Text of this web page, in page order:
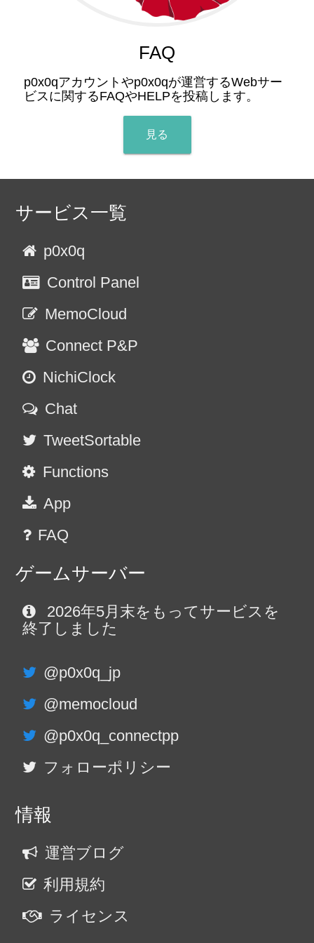
FAQ
p0x0qアカウントやp0x0qが運営するWebサー
ビスに関するFAQやHELPを投稿します。
見る
サービス一覧
p0x0q
Control Panel
MemoCloud
Connect P&P
NichiClock
Chat
TweetSortable
Functions
App
FAQ
ゲームサーバー
2026年5月末をもってサービスを
終了しました
@p0x0q_jp
@memocloud
@p0x0q_connectpp
フォローポリシー
情報
運営ブログ
利用規約
ライセンス